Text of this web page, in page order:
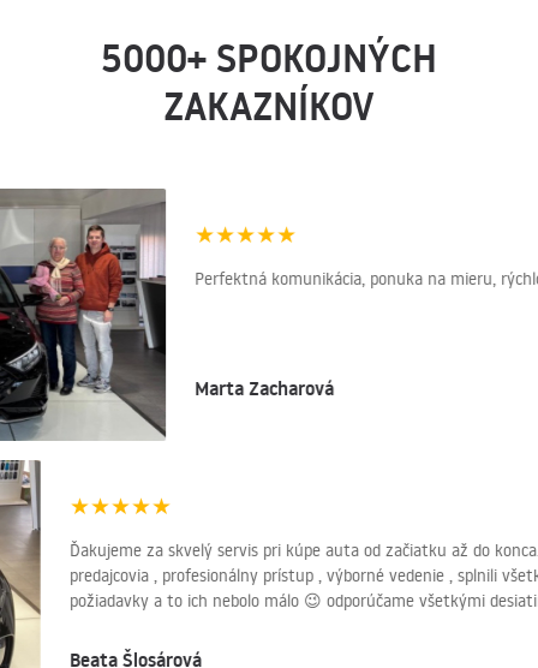
5000+ SPOKOJNÝCH
ZAKAZNÍKOV
★★★★★
Perfektná komunikácia, ponuka na mieru,
Marta Zacharová
★★★★★
Ďakujeme za skvelý servis pri kúpe auta od začiatku až do
predajcovia , profesionálny prístup , výborné vedenie , splnili
požiadavky a to ich nebolo málo 😉 odporúčame všetkými
Beata Šlosárová